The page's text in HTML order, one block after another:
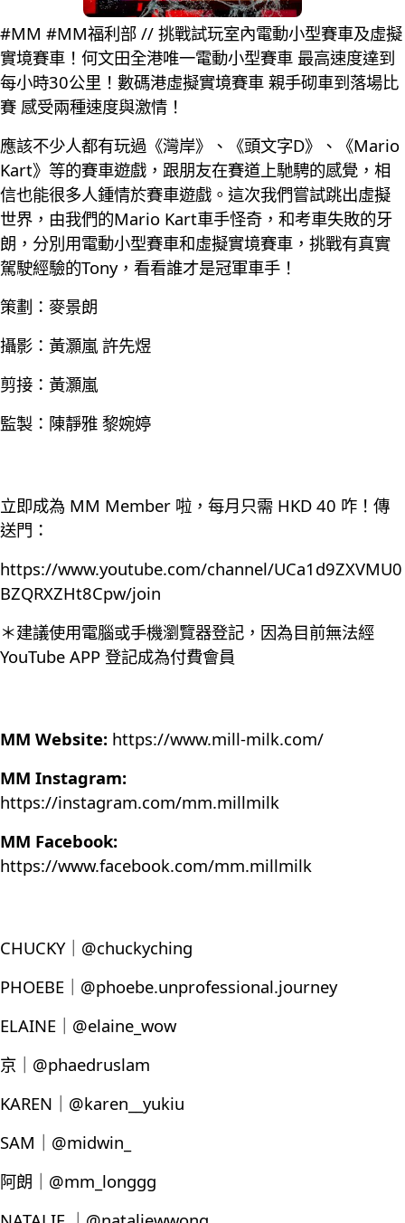
#MM #MM福利部 // 挑戰試玩室內電動小型賽車及虛擬
實境賽車！何文田全港唯一電動小型賽車 最高速度達到
每小時30公里！數碼港虛擬實境賽車 親手砌車到落場比
賽 感受兩種速度與激情！
應該不少人都有玩過《灣岸》、《頭文字D》、《Mario
Kart》等的賽車遊戲，跟朋友在賽道上馳騁的感覺，相
信也能很多人鍾情於賽車遊戲。這次我們嘗試跳出虛擬
世界，由我們的Mario Kart車手怪奇，和考車失敗的牙
朗，分別用電動小型賽車和虛擬實境賽車，挑戰有真實
駕駛經驗的Tony，看看誰才是冠軍車手！
策劃：麥景朗
攝影：黃灝嵐 許先煜
剪接：黃灝嵐
監製：陳靜雅 黎婉婷
立即成為 MM Member 啦，每月只需 HKD 40 咋！傳
送門：
https://www.youtube.com/channel/UCa1d9ZXVMU0
BZQRXZHt8Cpw/join
＊建議使用電腦或手機瀏覽器登記，因為目前無法經
YouTube APP 登記成為付費會員
MM Website: https://www.mill-milk.com/
MM Instagram:
https://instagram.com/mm.millmilk
MM Facebook:
https://www.facebook.com/mm.millmilk
CHUCKY｜@chuckyching
PHOEBE｜@phoebe.unprofessional.journey
ELAINE｜@elaine_wow
京｜@phaedruslam
KAREN｜@karen__yukiu
SAM｜@midwin_
阿朗｜@mm_longgg